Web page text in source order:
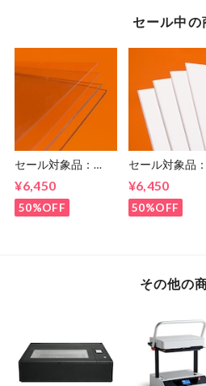
セール中の
セール対象品：
ト PETG 透明
¥6,450
50%OFF
セール対象品：
ト HIPS 白
¥6,450
50%OFF
その他の